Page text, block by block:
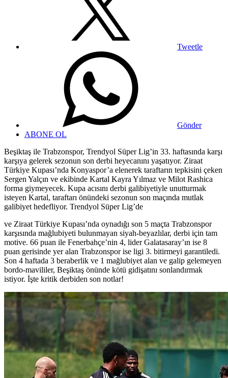
Tweetle
Gönder
ABONE OL
Beşiktaş ile Trabzonspor, Trendyol Süper Lig’in 33. haftasında karşı
karşıya gelerek sezonun son derbi heyecanını yaşatıyor. Ziraat
Türkiye Kupası’nda Konyaspor’a elenerek taraftarın tepkisini çeken
Sergen Yalçın ve ekibinde Kartal Kayra Yılmaz ve Milot Rashica
forma giymeyecek. Kupa acısını derbi galibiyetiyle unutturmak
isteyen Kartal, taraftarı önündeki sezonun son maçında mutlak
galibiyet hedefliyor. Trendyol Süper Lig’de
ve Ziraat Türkiye Kupası’nda oynadığı son 5 maçta Trabzonspor
karşısında mağlubiyeti bulunmayan siyah-beyazlılar, derbi için tam
motive. 66 puan ile Fenerbahçe’nin 4, lider Galatasaray’ın ise 8
puan gerisinde yer alan Trabzonspor ise ligi 3. bitirmeyi garantiledi.
Son 4 haftada 3 beraberlik ve 1 mağlubiyet alan ve galip gelemeyen
bordo-mavililer, Beşiktaş önünde kötü gidişatını sonlandırmak
istiyor. İşte kritik derbiden son notlar!